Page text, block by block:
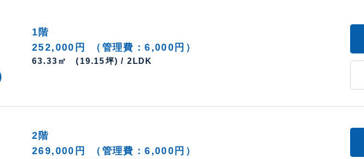
1階
252,000円
（管理費：6,000円）
63.33㎡ (19.15坪) / 2LDK
2階
269,000円
（管理費：6,000円）